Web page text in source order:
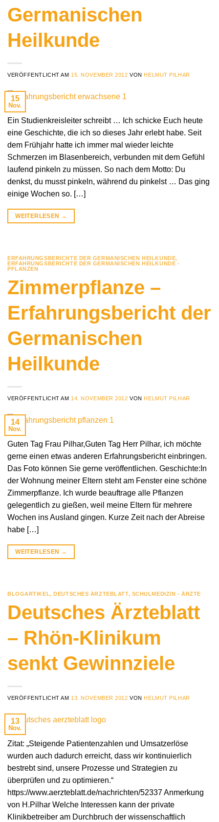
Germanischen
Heilkunde
VERÖFFENTLICHT AM 15. NOVEMBER 2012 VON HELMUT PILHAR
15
Nov.
Ein Studienkreisleiter schreibt … Ich schicke Euch heute
eine Geschichte, die ich so dieses Jahr erlebt habe. Seit
dem Frühjahr hatte ich immer mal wieder leichte
Schmerzen im Blasenbereich, verbunden mit dem Gefühl
laufend pinkeln zu müssen. So nach dem Motto: Du
denkst, du musst pinkeln, während du pinkelst … Das ging
einige Wochen so. […]
WEITERLESEN →
ERFAHRUNGSBERICHTE DER GERMANISCHEN HEILKUNDE,
ERFAHRUNGSBERICHTE DER GERMANISCHEN HEILKUNDE -
PFLANZEN
Zimmerpflanze –
Erfahrungsbericht der
Germanischen
Heilkunde
VERÖFFENTLICHT AM 14. NOVEMBER 2012 VON HELMUT PILHAR
14
Nov.
Guten Tag Frau Pilhar,Guten Tag Herr Pilhar, ich möchte
gerne einen etwas anderen Erfahrungsbericht einbringen.
Das Foto können Sie gerne veröffentlichen. Geschichte:In
der Wohnung meiner Eltern steht am Fenster eine schöne
Zimmerpflanze. Ich wurde beauftrage alle Pflanzen
gelegentlich zu gießen, weil meine Eltern für mehrere
Wochen ins Ausland gingen. Kurze Zeit nach der Abreise
habe […]
WEITERLESEN →
BLOGARTIKEL,DEUTSCHES ÄRZTEBLATT, SCHULMEDIZIN - ÄRZTE
Deutsches Ärzteblatt
– Rhön-Klinikum
senkt Gewinnziele
VERÖFFENTLICHT AM 13. NOVEMBER 2012 VON HELMUT PILHAR
13
Nov.
Zitat: „Steigende Patientenzahlen und Umsatzerlöse
wurden auch dadurch erreicht, dass wir kontinuierlich
bestrebt sind, unsere Prozesse und Strategien zu
überprüfen und zu optimieren.“
https://www.aerzteblatt.de/nachrichten/52337 Anmerkung
von H.Pilhar Welche Interessen kann der private
Klinikbetreiber am Durchbruch der wissenschaftlich